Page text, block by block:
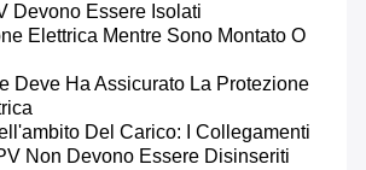
Devono Essere Isolati
Elettrica Mentre Sono Montato O
Deve Ha Assicurato La Protezione
Del Carico: I Collegamenti
Non Devono Essere Disinseriti